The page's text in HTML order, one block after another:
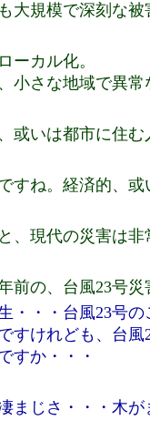
大規模で深刻な被
ーカル化。
小さな地域で異
或いは都市に住
すね。経済的、
、現代の災害は
前の、台風23号
・・・台風23号
すけれども、台
すか・・・
まじさ・・・木